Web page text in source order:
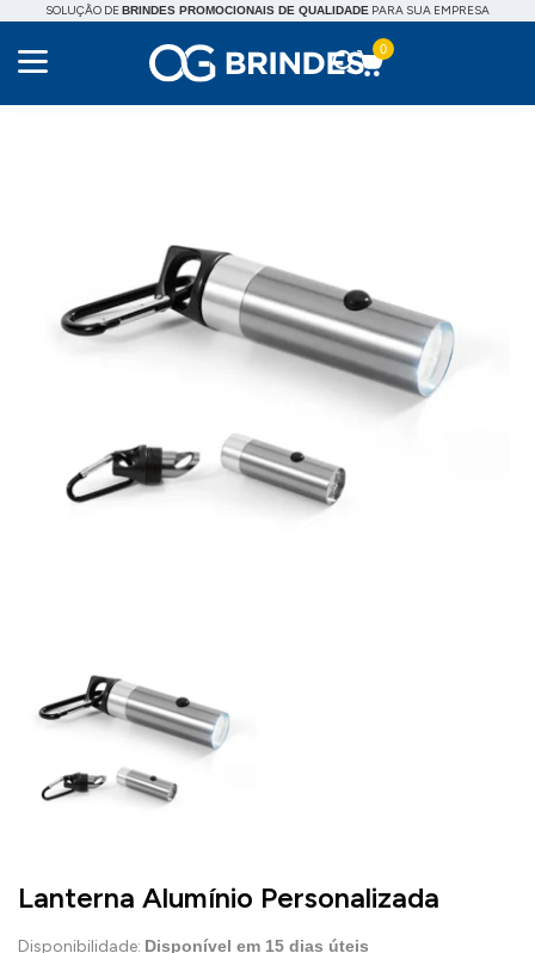
SOLUÇÃO DEBRINDES PROMOCIONAIS DE QUALIDADE PARA SUA EMPRESA
0
Lanterna Alumínio Personalizada
Disponibilidade: Disponível em 15 dias úteis